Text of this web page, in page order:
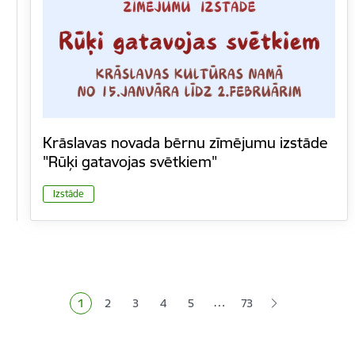
Krāslavas novada bērnu zīmējumu izstāde
"Rūķi gatavojas svētkiem"
Izstāde
Pašreizējā lapa
1 Lapa
2 Lapa
3 Lapa
4 Lapa
5 … 73